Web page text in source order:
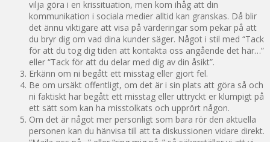
vilja göra i en krissituation, men kom ihåg att din
kommunikation i sociala medier alltid kan granskas. Då blir
det ännu viktigare att visa på värderingar som pekar på att
du bryr dig om vad dina kunder säger. Något i stil med “Tack
för att du tog dig tiden att kontakta oss angående det här…”
eller “Tack för att du delar med dig av din åsikt”.
Erkänn om ni begått ett misstag eller gjort fel.
Be om ursäkt offentligt, om det är i sin plats att göra så och
ni faktiskt har begått ett misstag eller uttryckt er klumpigt på
ett sätt som kan ha misstolkats och upprört någon.
Om det är något mer personligt som bara rör den aktuella
personen kan du hänvisa till att ta diskussionen vidare direkt.